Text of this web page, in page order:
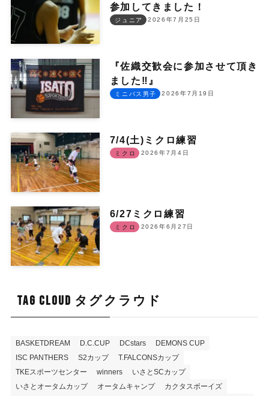
参加してきました！
2026年7月25日
ジュニア
『佐織交歓会に参加させて頂き
ました‼︎』
2026年7月19日
ミニバス男子
7/4(土)ミクロ練習
2026年7月4日
ミクロ
6/27ミクロ練習
2026年6月27日
ミクロ
TAG CLOUD タグクラウド
BASKETDREAM D.C.CUP DCstars
DEMONS CUP
ISC PANTHERS
S2カップ
T.FALCONSカップ
TKEスポーツセンター
winners
いさとSCカップ
いさとオータムカップ
オータムキャンプ
カクタスボーイズ